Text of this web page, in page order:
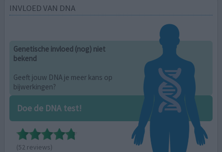
INVLOED VAN DNA
Genetische invloed (nog) niet
bekend
Geeft jouw DNA je meer kans op
bijwerkingen?
Doe de DNA test!
(52 reviews)